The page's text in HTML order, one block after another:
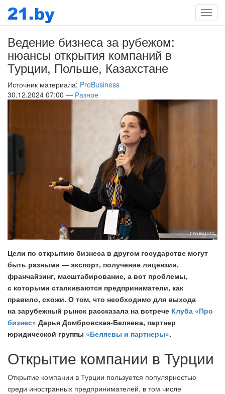
Меню
Ведение бизнеса за рубежом:
нюансы открытия компаний в
Турции, Польше, Казахстане
Источник материала: ProBusiness
30.12.2024 07:00 — Разное
Цели по открытию бизнеса в другом государстве могут
быть разными — экспорт, получение лицензии,
франчайзинг, масштабирование, а вот проблемы,
с которыми сталкиваются предприниматели, как
правило, схожи. О том, что необходимо для выхода
на зарубежный рынок рассказала на встрече Клуба «Про
бизнес» Дарья Домбровская-Беляева, партнер
юридической группы «Беляевы и партнеры».
Открытие компании в Турции
Открытие компании в Турции пользуется популярностью
среди иностранных предпринимателей, в том числе